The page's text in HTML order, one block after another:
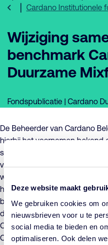
Deze website maakt
We gebruiken cookies om
nieuwsbrieven voor u te
social media te bieden en
optimaliseren. Ook delen
Cardano Institutionele
Wijziging
benchmark
Duurzame
Fondspublicatie | Cardano
De Beheerder van Cardano
hierbij het voornemen bekend
september 2025 te zullen
verandering van het
wijziging van de
het wijzigen van de
beleggingsinstellingen, en
die deel uitmaken van
Cardano Duurzaam Mixfonds
Cardano Neutraal en Cardano